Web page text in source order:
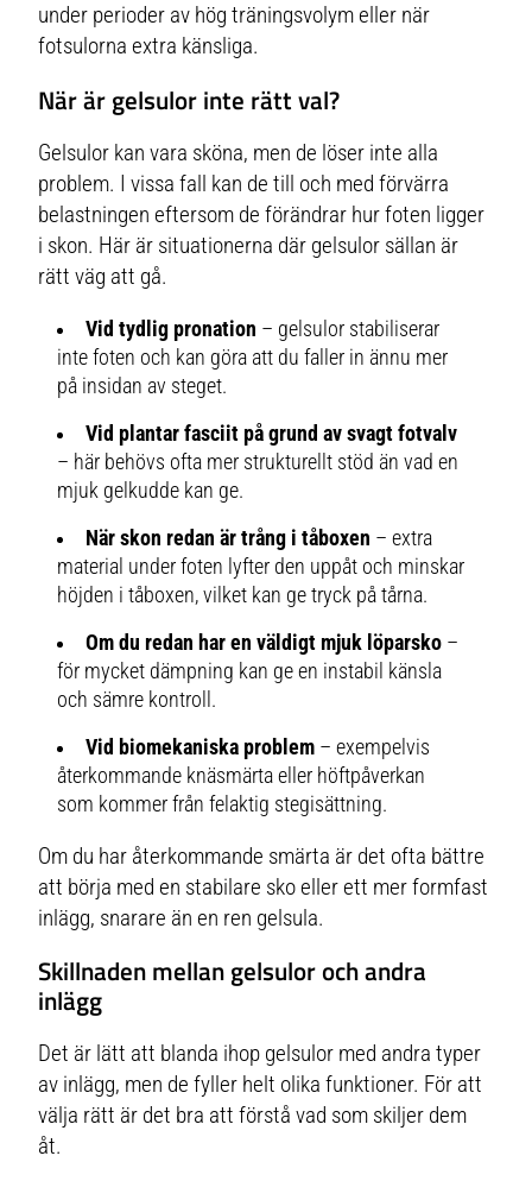
under perioder av hög träningsvolym eller när
fotsulorna extra känsliga.
När är gelsulor inte rätt val?
Gelsulor kan vara sköna, men de löser inte alla
problem. I vissa fall kan de till och med förvärra
belastningen eftersom de förändrar hur foten ligger
i skon. Här är situationerna där gelsulor sällan är
rätt väg att gå.
Vid tydlig pronation – gelsulor stabiliserar
inte foten och kan göra att du faller in ännu mer
på insidan av steget.
Vid plantar fasciit på grund av svagt fotvalv
– här behövs ofta mer strukturellt stöd än vad en
mjuk gelkudde kan ge.
När skon redan är trång i tåboxen – extra
material under foten lyfter den uppåt och minskar
höjden i tåboxen, vilket kan ge tryck på tårna.
Om du redan har en väldigt mjuk löparsko –
för mycket dämpning kan ge en instabil känsla
och sämre kontroll.
Vid biomekaniska problem – exempelvis
återkommande knäsmärta eller höftpåverkan
som kommer från felaktig stegisättning.
Om du har återkommande smärta är det ofta bättre
att börja med en stabilare sko eller ett mer formfast
inlägg, snarare än en ren gelsula.
Skillnaden mellan gelsulor och andra
inlägg
Det är lätt att blanda ihop gelsulor med andra typer
av inlägg, men de fyller helt olika funktioner. För att
välja rätt är det bra att förstå vad som skiljer dem
åt.